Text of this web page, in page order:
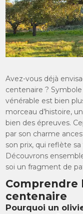
Avez-vous déjà
centenaire ?
vénérable est bien
morceau d’histoire,
bien des épreuves.
par son charme
son prix, qui reflète
Découvrons
soi un fragment de
Comprendre
centenaire
Pourquoi un